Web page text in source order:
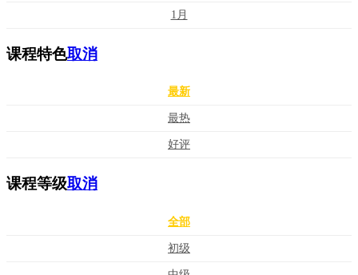
1月
课程特色取消
最新
最热
好评
课程等级取消
全部
初级